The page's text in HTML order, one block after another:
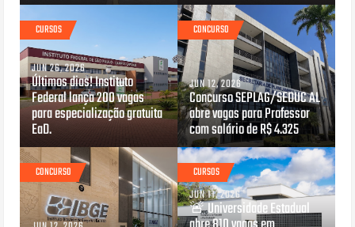
CURSOS
JUN 26, 2026
Últimos dias! Instituto
Federal lança 200 vagas
para especialização gratuita
EaD.
CONCURSO
JUN 12, 2026
Concurso SEPLAG/SEDUC AL
abre vagas para Professor
com salário de R$ 4.325
CONCURSO CURSOS
JUN 11, 2026
🚨 Universidade Estadual